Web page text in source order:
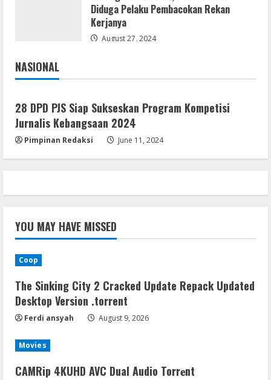
Coop
Uncharted: Legacy of Thieves
Collection Compressed Repack 2026
5
[Final] (x64) Final FileCR
August 9, 2026
Diduga Pelaku Pembacokan Rekan
Kerjanya
August 27, 2024
NASIONAL
Jakarta
28 DPD PJS Siap Sukseskan Program Kompetisi
Jurnalis Kebangsaan 2024
Pimpinan Redaksi June 11, 2024
YOU MAY HAVE MISSED
Coop
The Sinking City 2 Cracked Update Repack Updated
Desktop Version .torrent
Ferdi ansyah August 9, 2026
Movies
CAMRip 4KUHD AVC Dual Audio Torr𝐞nt